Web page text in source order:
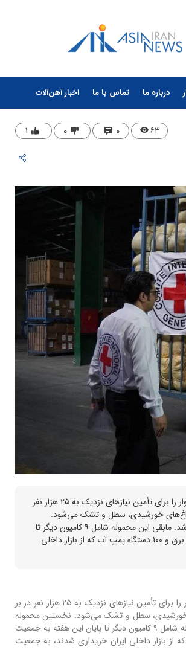
درباره ما تماس با ما اخبار آهن‌آلات
۶۳ ۰ ۰ ۱
در مجموع، 14 کامیون از انبار کمیته بین‌المللی صلیب سرخ در اردن ارسال شدند که اقلام ضروری خانوار را برای تأمین نیازهای نزدیک به ۲۵ هزار نفر
خورشیدی، سطل و تشک می‌شود.
نخستین محموله این کمک‌ها شامل پنج کامیون برای توزیع به جمعیت هلال احمر ایران تحویل داده شد. مابقی این محموله شامل ۹ کامیون دیگر تا
پایان این هفته به جمعیت هلال احمر ایران تحویل داده خواهد شد. علاوه بر این، 200 دستگاه ژنراتور برق و 100 دستگاه پمپ آب که از بازار داخلی
در مجموع، 14 کامیون از انبار کمیته بین‌المللی صلیب سرخ در اردن ارسال شدند که اقلام ضروری خانوار را برای تأمین نیازهای نزدیک به ۲۵ هزار نفر در بر
خورشیدی، سطل و تشک می‌شود. نخستین محموله
این کمک‌ها شامل پنج کامیون برای توزیع به جمعیت هلال احمر ایران تحویل داده شد. مابقی این محموله شامل ۹ کامیون دیگر تا پایان این هفته به جمعیت
برق و 100 دستگاه پمپ آب که از بازار داخلی ایران خریداری شدند، به جمعیت